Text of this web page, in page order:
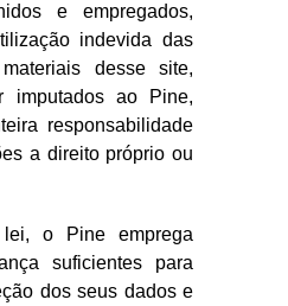
e empregados,
indevida das
desse site,
imputados ao Pine,
responsabilidade
a direito próprio ou
o Pine emprega
suficientes para
dos seus dados e